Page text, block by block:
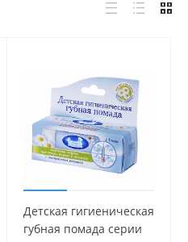
Детская гигиеническая
губная помада серии